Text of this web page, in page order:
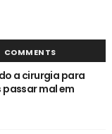
COMMENTS
a cirurgia para
mal em